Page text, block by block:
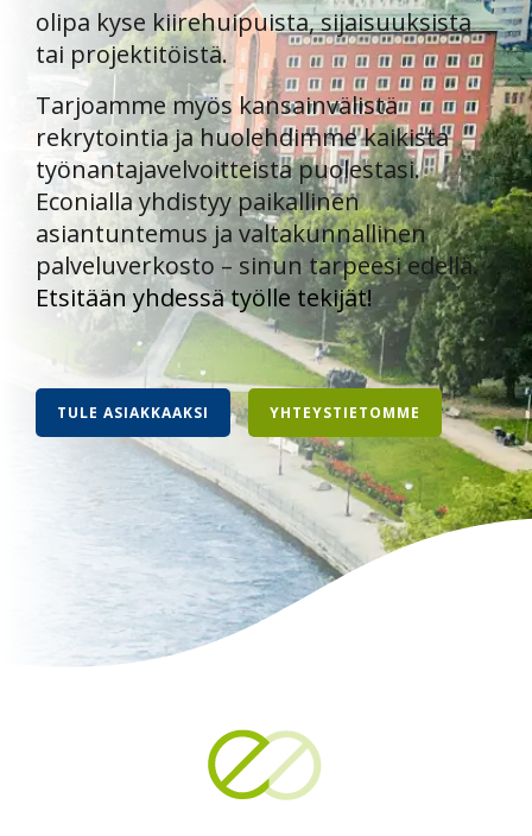
olipa kyse kiirehuipuista, sijaisuuksista
tai projektitöistä.
Tarjoamme myös kansainvälistä
rekrytointia ja huolehdimme kaikista
työnantajavelvoitteista puolestasi.
Econialla yhdistyy paikallinen
asiantuntemus ja valtakunnallinen
palveluverkosto – sinun tarpeesi edellä.
Etsitään yhdessä työlle tekijät!
TULE ASIAKKAAKSI YHTEYSTIETOMME